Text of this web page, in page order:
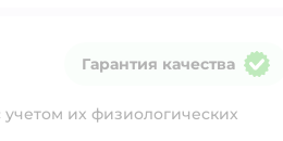
Гарантия качества
их физиологических